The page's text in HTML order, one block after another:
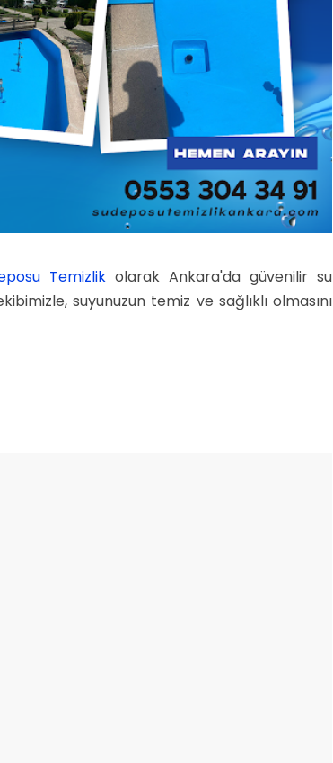
Temizlik olarak Ankara'da güvenilir su
suyunuzun temiz ve sağlıklı olmasını